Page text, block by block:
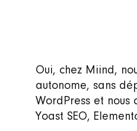
Oui, chez Miind,
autonome, sans
WordPress et
Yoast SEO,